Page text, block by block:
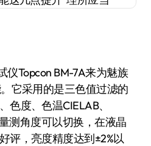
仪Topcon BM-7A来为魅族
它采用的是三色值过滤的
色度、色温CIELAB、
测角度可以切换，在液晶
评，亮度精度达到±2%以